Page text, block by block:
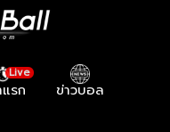
ข่าวบอล
Live
รก